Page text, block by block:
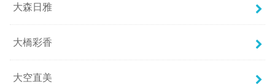
大森日雅
大橋彩香
大空直美